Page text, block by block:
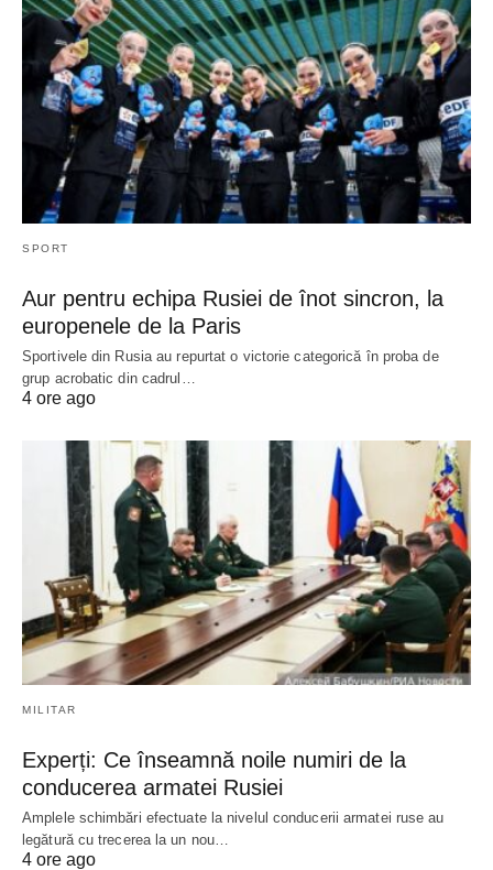
SPORT
Aur pentru echipa Rusiei de înot sincron, la
europenele de la Paris
Sportivele din Rusia au repurtat o victorie categorică în proba de
grup acrobatic din cadrul…
4 ore ago
MILITAR
Experți: Ce înseamnă noile numiri de la
conducerea armatei Rusiei
Amplele schimbări efectuate la nivelul conducerii armatei ruse au
legătură cu trecerea la un nou…
4 ore ago